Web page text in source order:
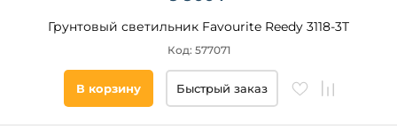
Грунтовый светильник Favourite Reedy 3118-3T
Код: 577071
В корзину Быстрый заказ